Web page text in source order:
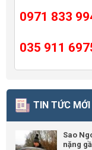
0971 833
035 911
TIN TỨC MỚI
Sao
nặng